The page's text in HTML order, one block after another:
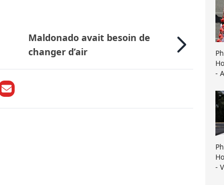
Maldonado avait besoin de
changer d’air
-
-